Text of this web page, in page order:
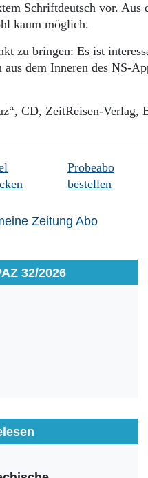
Schriftdeutsch vor. Aus
kaum möglich.
zu bringen: Es ist
dem Inneren des NS-
CD, ZeitReisen-Verlag,
Probeabo
bestellen
32/2026